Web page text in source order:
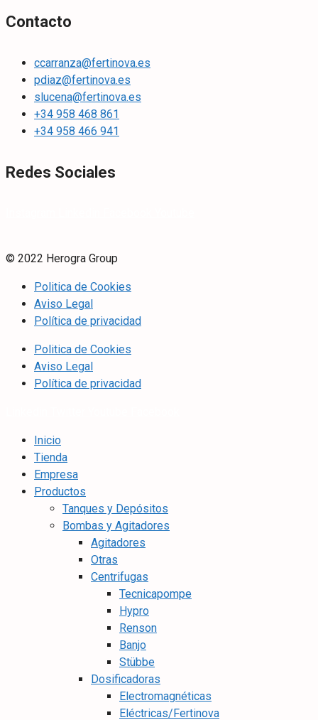
Contacto
ccarranza@fertinova.es
pdiaz@fertinova.es
slucena@fertinova.es
+34 958 468 861
+34 958 466 941
Redes Sociales
© 2022 Herogra Group
Politica de Cookies
Aviso Legal
Política de privacidad
Politica de Cookies
Aviso Legal
Política de privacidad
Inicio
Tienda
Empresa
Productos
Tanques y Depósitos
Bombas y Agitadores
Agitadores
Otras
Centrifugas
Tecnicapompe
Hypro
Renson
Banjo
Stübbe
Dosificadoras
Electromagnéticas
Eléctricas/Fertinova